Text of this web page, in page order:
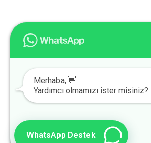
WhatsApp Destek
Merhaba, 👋
Yardımcı olmamızı ister misiniz?